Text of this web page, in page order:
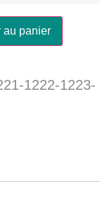
au panier
1222-1223-